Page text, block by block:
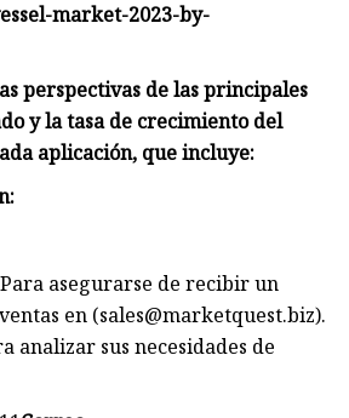
market-2023-by-
perspectivas de las principales
y la tasa de crecimiento del
aplicación, que incluye:
asegurarse de recibir un
en (sales@marketquest.biz).
analizar sus necesidades de